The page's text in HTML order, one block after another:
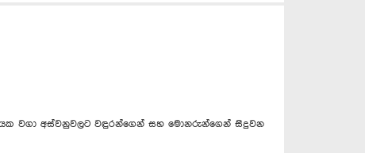
වගා අස්වනුවලට වඳුරන්ගෙන් සහ මොනරුන්ගෙන් සිදුවන